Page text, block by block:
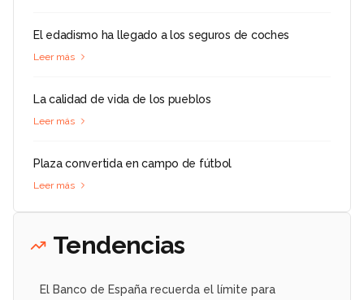
El edadismo ha llegado a los seguros de coches
Leer más
La calidad de vida de los pueblos
Leer más
Plaza convertida en campo de fútbol
Leer más
Tendencias
El Banco de España recuerda el límite para